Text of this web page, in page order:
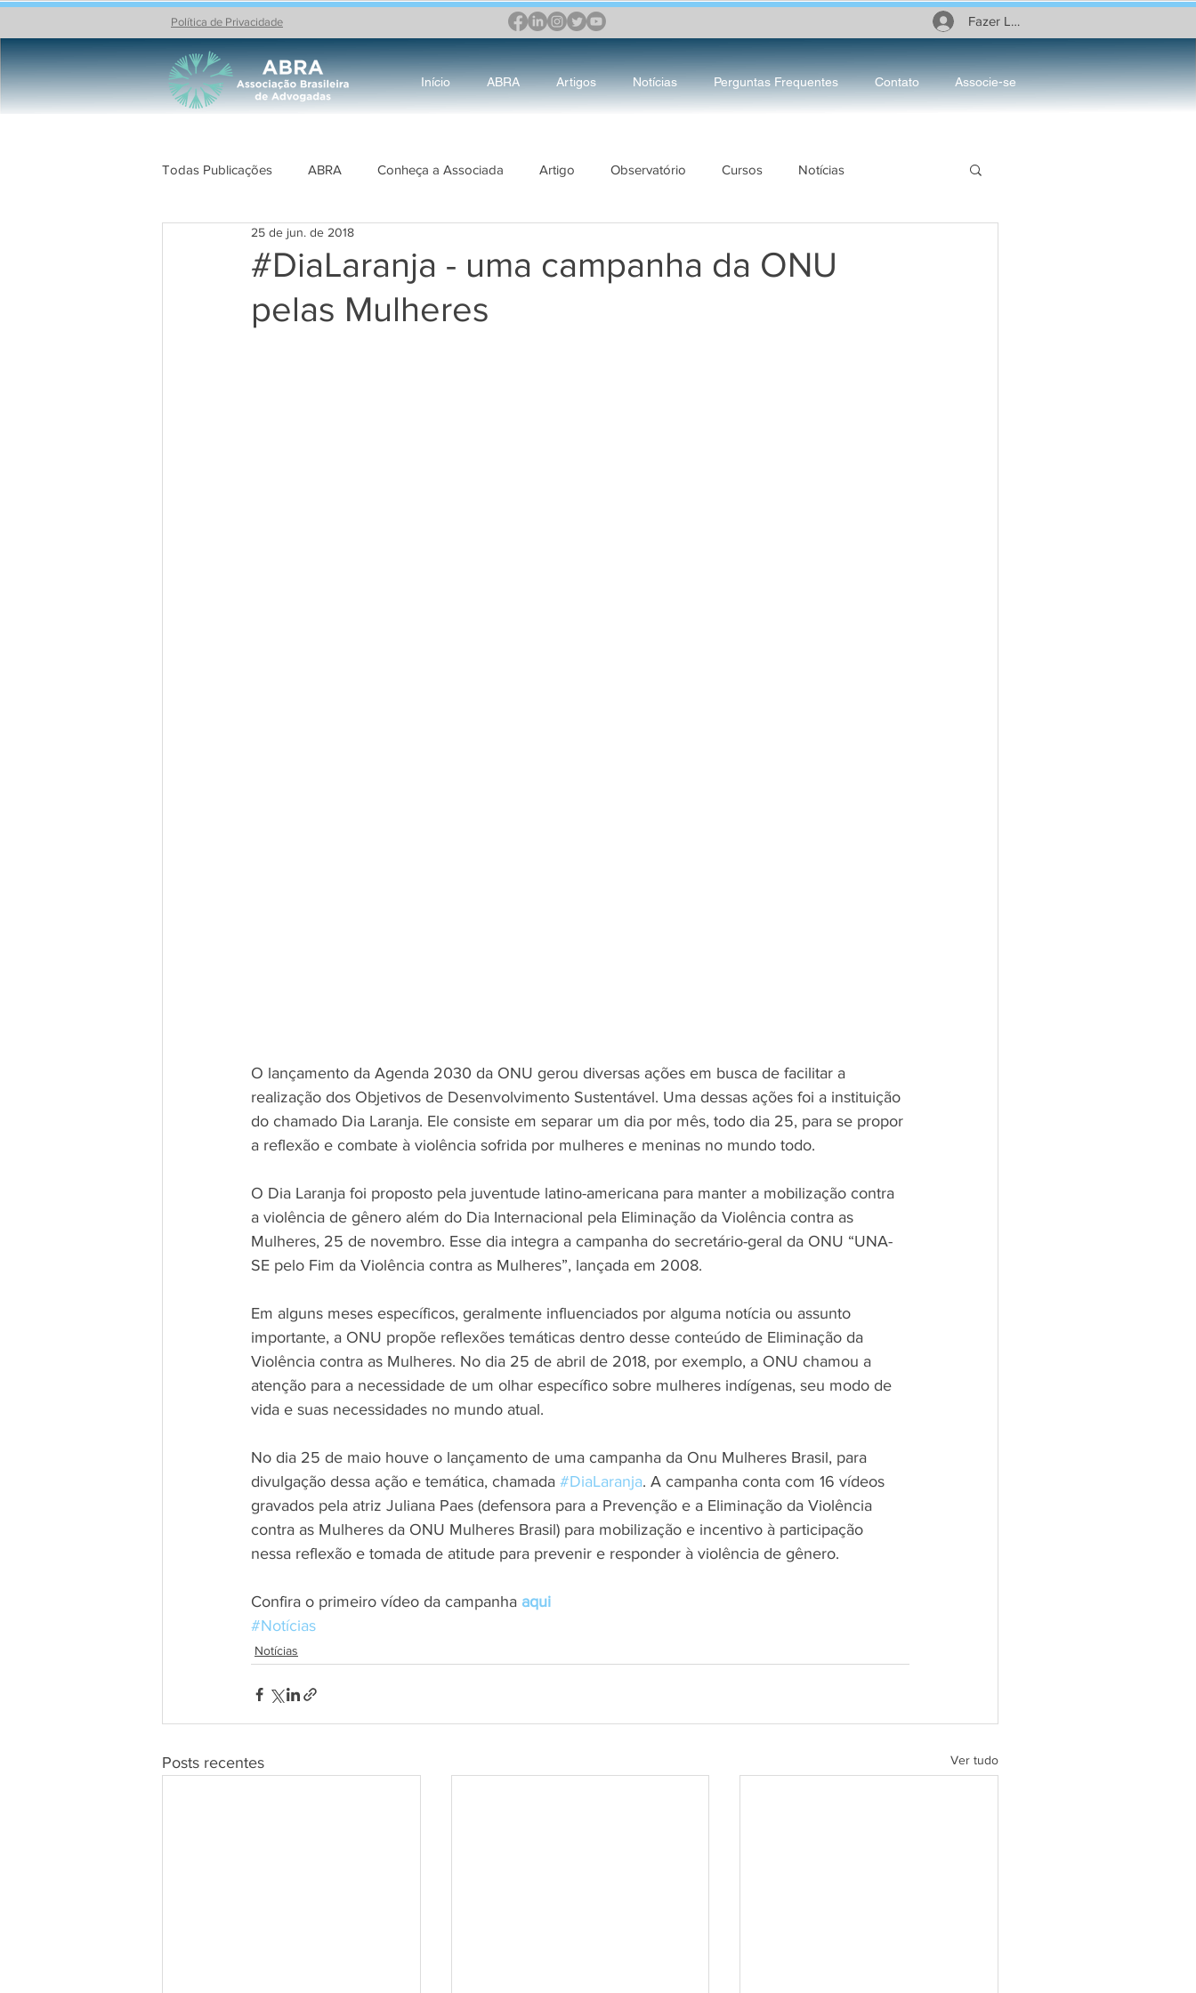
Política de Privacidade Fazer Login
Início ABRA Artigos Notícias Perguntas Frequentes Contato Associe-se
Todas Publicações ABRA Conheça a Associada Artigo Observatório Cursos Notícias
Celebrações PROJETOS ABRA
#DiaLaranja - uma campanha da ONU
pelas Mulheres
25 de jun. de 2018
O lançamento da Agenda 2030 da ONU gerou diversas ações em busca de facilitar a
realização dos Objetivos de Desenvolvimento Sustentável. Uma dessas ações foi a instituição
do chamado Dia Laranja. Ele consiste em separar um dia por mês, todo dia 25, para se propor
a reflexão e combate à violência sofrida por mulheres e meninas no mundo todo.
O Dia Laranja foi proposto pela juventude latino-americana para manter a mobilização contra
a violência de gênero além do Dia Internacional pela Eliminação da Violência contra as
Mulheres, 25 de novembro. Esse dia integra a campanha do secretário-geral da ONU “UNA-
SE pelo Fim da Violência contra as Mulheres”, lançada em 2008.
Em alguns meses específicos, geralmente influenciados por alguma notícia ou assunto
importante, a ONU propõe reflexões temáticas dentro desse conteúdo de Eliminação da
Violência contra as Mulheres. No dia 25 de abril de 2018, por exemplo, a ONU chamou a
atenção para a necessidade de um olhar específico sobre mulheres indígenas, seu modo de
vida e suas necessidades no mundo atual.
No dia 25 de maio houve o lançamento de uma campanha da Onu Mulheres Brasil, para
divulgação dessa ação e temática, chamada #DiaLaranja. A campanha conta com 16 vídeos
gravados pela atriz Juliana Paes (defensora para a Prevenção e a Eliminação da Violência
contra as Mulheres da ONU Mulheres Brasil) para mobilização e incentivo à participação
nessa reflexão e tomada de atitude para prevenir e responder à violência de gênero.
Confira o primeiro vídeo da campanha aqui
#Notícias
Notícias
Posts recentes Ver tudo